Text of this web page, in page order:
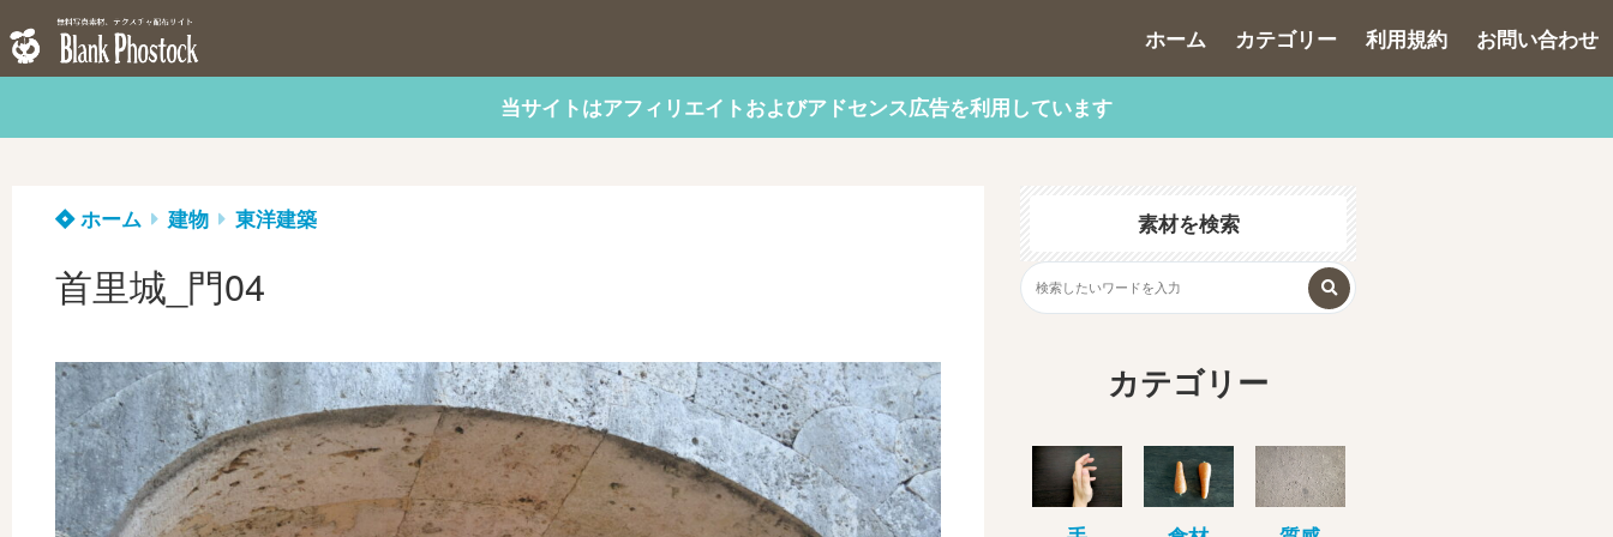
ホーム カテゴリー 利用規約 お問い合わせ
当サイトはアフィリエイトおよびアドセンス広告を利用しています
ホーム 建物 東洋建築
首里城_門04
素材を検索
カテゴリー